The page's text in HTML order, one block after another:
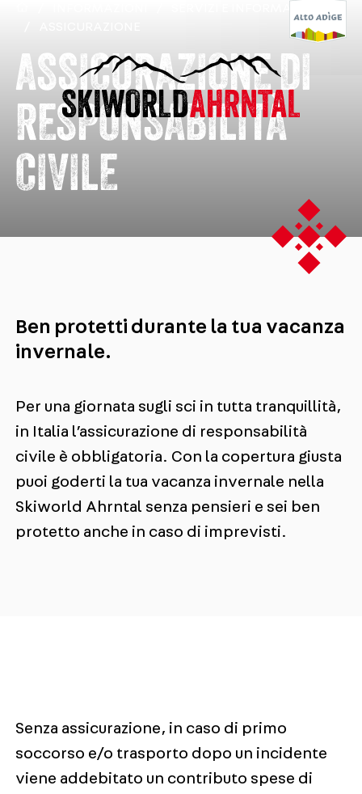
ASSICURAZIONE DI
RESPONSABILITÀ
CIVILE
Ben protetti durante la tua vacanza
invernale.
Per una giornata sugli sci in tutta tranquillità,
in Italia l’assicurazione di responsabilità
civile è obbligatoria. Con la copertura giusta
puoi goderti la tua vacanza invernale nella
Skiworld Ahrntal senza pensieri e sei ben
protetto anche in caso di imprevisti.
Senza assicurazione, in caso di primo
soccorso e/o trasporto dopo un incidente
viene addebitato un contributo spese di